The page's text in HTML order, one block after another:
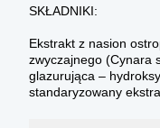
SKŁADNIKI:
Ekstrakt z nasion
zwyczajnego (Cynara
glazurująca –
standaryzowany